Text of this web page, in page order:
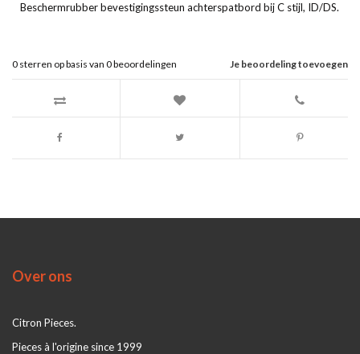
Beschermrubber bevestigingssteun achterspatbord bij C stijl, ID/DS.
Je beoordeling toevoegen
0 sterren op basis van 0beoordelingen
Over ons
Citron Pieces.
Pieces à l'origine since 1999